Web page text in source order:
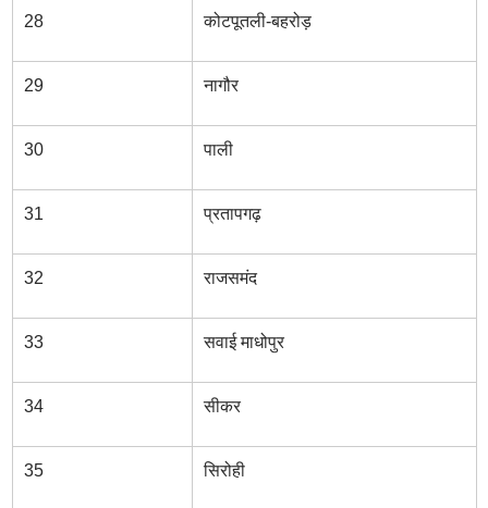
28 कोटपूतली-बहरोड़
29 नागौर
30 पाली
31 प्रतापगढ़
32 राजसमंद
33 सवाई माधोपुर
34 सीकर
35 सिरोही